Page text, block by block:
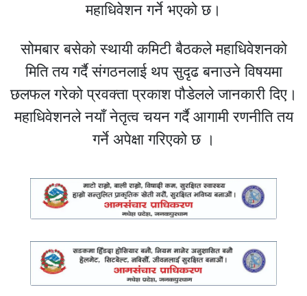
महाधिवेशन गर्ने भएको छ।
सोमबार बसेको स्थायी कमिटी बैठकले महाधिवेशनको
मिति तय गर्दै संगठनलाई थप सुदृढ बनाउने विषयमा
छलफल गरेको प्रवक्ता प्रकाश पौडेलले जानकारी दिए।
महाधिवेशनले नयाँ नेतृत्व चयन गर्दै आगामी रणनीति तय
गर्ने अपेक्षा गरिएको छ ।